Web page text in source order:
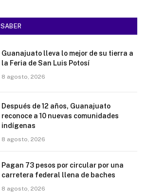
SABER
Guanajuato lleva lo mejor de su tierra a
la Feria de San Luis Potosí
8 agosto, 2026
Después de 12 años, Guanajuato
reconoce a 10 nuevas comunidades
indígenas
8 agosto, 2026
Pagan 73 pesos por circular por una
carretera federal llena de baches
8 agosto, 2026